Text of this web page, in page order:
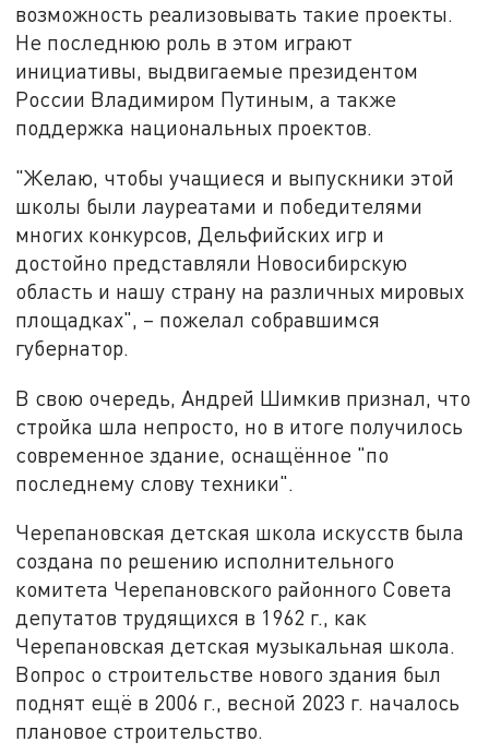
возможность реализовывать такие проекты.
Не последнюю роль в этом играют
инициативы, выдвигаемые президентом
России Владимиром Путиным, а также
поддержка национальных проектов.
"Желаю, чтобы учащиеся и выпускники этой
школы были лауреатами и победителями
многих конкурсов, Дельфийских игр и
достойно представляли Новосибирскую
область и нашу страну на различных мировых
площадках", – пожелал собравшимся
губернатор.
В свою очередь, Андрей Шимкив признал, что
стройка шла непросто, но в итоге получилось
современное здание, оснащённое "по
последнему слову техники".
Черепановская детская школа искусств была
создана по решению исполнительного
комитета Черепановского районного Совета
депутатов трудящихся в 1962 г., как
Черепановская детская музыкальная школа.
Вопрос о строительстве нового здания был
поднят ещё в 2006 г., весной 2023 г. началось
плановое строительство.